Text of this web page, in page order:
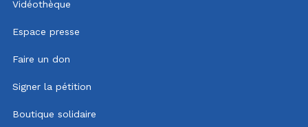
Vidéothèque
Espace presse
Faire un don
Signer la pétition
Boutique solidaire